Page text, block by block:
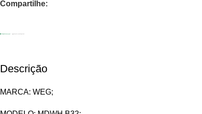
Compartilhe:
Descrição
MARCA: WEG;